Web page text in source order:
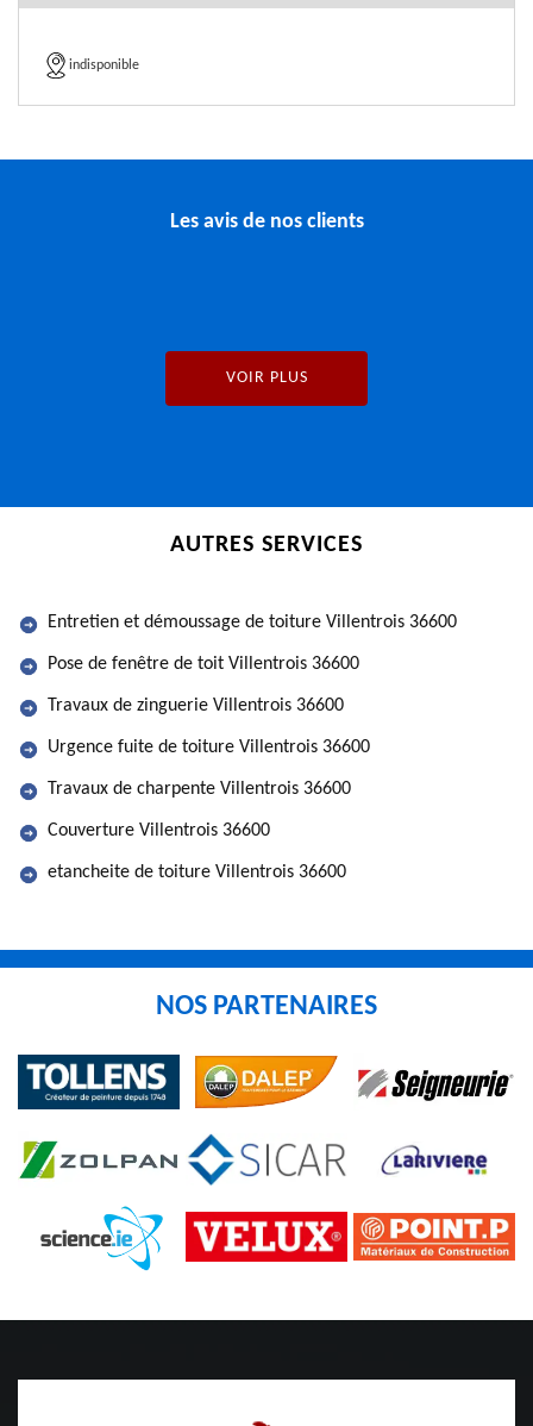
indisponible
Les avis de nos clients
VOIR PLUS
AUTRES SERVICES
Entretien et démoussage de toiture Villentrois 36600
Pose de fenêtre de toit Villentrois 36600
Travaux de zinguerie Villentrois 36600
Urgence fuite de toiture Villentrois 36600
Travaux de charpente Villentrois 36600
Couverture Villentrois 36600
etancheite de toiture Villentrois 36600
NOS PARTENAIRES